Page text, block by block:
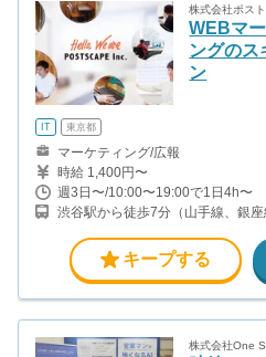
株式会社ポス
WEBマ
ングのス
ン
IT 東京都
マーケティング/広報
時給 1,400円〜
週3日〜/10:00〜19:00で1日4h〜
渋谷駅から徒歩7分（山手線、銀
から徒歩10分（銀座線、半蔵門線
キープする
株式会社One